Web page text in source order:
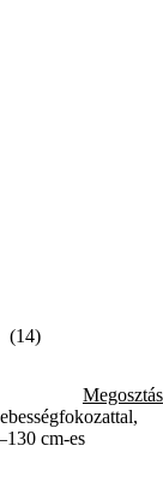
(14)
Megosztás
cm-es